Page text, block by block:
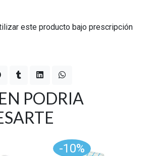
este producto bajo prescripción
PODRIA
-10%